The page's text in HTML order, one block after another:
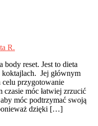
R.
reset. Jest to dieta
koktajlach. Jej głównym
celu przygotowanie
móc łatwiej zrzucić
móc podtrzymać swoją
dzięki […]